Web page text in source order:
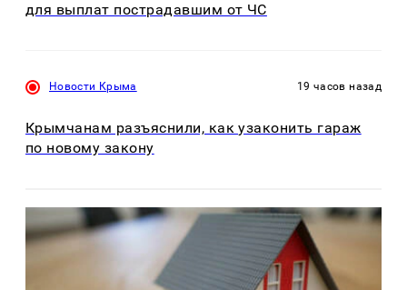
для выплат пострадавшим от ЧС
Новости Крыма 19 часов назад
Крымчанам разъяснили, как узаконить гараж
по новому закону